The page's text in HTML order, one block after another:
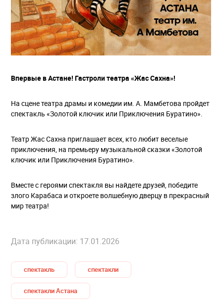
Впервые в Астане! Гастроли театра «Жас Сахна»!
На сцене театра драмы и комедии им. А. Мамбетова пройдет
спектакль «Золотой ключик или Приключения Буратино».
Театр Жас Сахна приглашает всех, кто любит веселые
приключения, на премьеру музыкальной сказки «Золотой
ключик или Приключения Буратино».
Вместе с героями спектакля вы найдете друзей, победите
злого Карабаса и откроете волшебную дверцу в прекрасный
мир театра!
Дата публикации: 17.01.2026
спектакль спектакли
спектакли Астана